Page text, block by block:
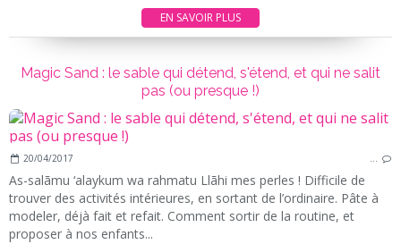
EN SAVOIR PLUS
Magic Sand : le sable qui détend, s'étend, et qui ne salit
pas (ou presque !)
20/04/2017 …
As-salãmu ‘alaykum wa rahmatu Llãhi mes perles ! Difficile de
trouver des activités intérieures, en sortant de l’ordinaire. Pâte à
modeler, déjà fait et refait. Comment sortir de la routine, et
proposer à nos enfants...